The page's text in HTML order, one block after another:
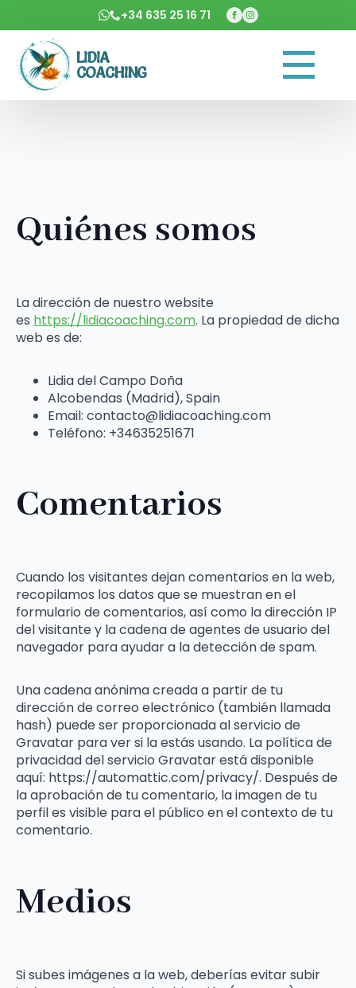
+34 635 25 16 71
LIDIA
COACHING
Quiénes somos
La dirección de nuestro website
es https://lidiacoaching.com. La propiedad de dicha
web es de:
Lidia del Campo Doña
Alcobendas (Madrid), Spain
Email: contacto@lidiacoaching.com
Teléfono: +34635251671
Comentarios
Cuando los visitantes dejan comentarios en la web,
recopilamos los datos que se muestran en el
formulario de comentarios, así como la dirección IP
del visitante y la cadena de agentes de usuario del
navegador para ayudar a la detección de spam.
Una cadena anónima creada a partir de tu
dirección de correo electrónico (también llamada
hash) puede ser proporcionada al servicio de
Gravatar para ver si la estás usando. La política de
privacidad del servicio Gravatar está disponible
aquí: https://automattic.com/privacy/. Después de
la aprobación de tu comentario, la imagen de tu
perfil es visible para el público en el contexto de tu
comentario.
Medios
Si subes imágenes a la web, deberías evitar subir